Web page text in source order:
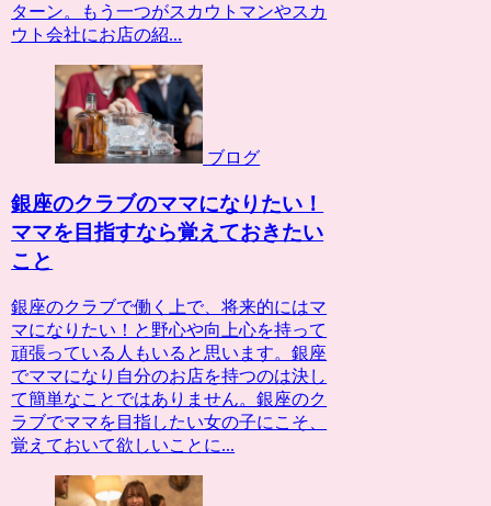
ターン。もう一つがスカウトマンやスカ
ウト会社にお店の紹...
ブログ
銀座のクラブのママになりたい！
ママを目指すなら覚えておきたい
こと
銀座のクラブで働く上で、将来的にはマ
マになりたい！と野心や向上心を持って
頑張っている人もいると思います。銀座
でママになり自分のお店を持つのは決し
て簡単なことではありません。銀座のク
ラブでママを目指したい女の子にこそ、
覚えておいて欲しいことに...